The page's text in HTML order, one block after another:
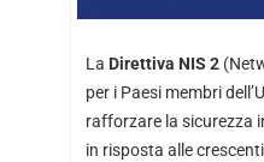
La Direttiva NIS 2
per i Paesi membri
rafforzare la sicurezza
in risposta alle